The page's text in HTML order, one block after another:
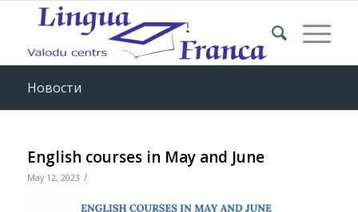
Новости
English courses in May and June
May 12, 2023 /